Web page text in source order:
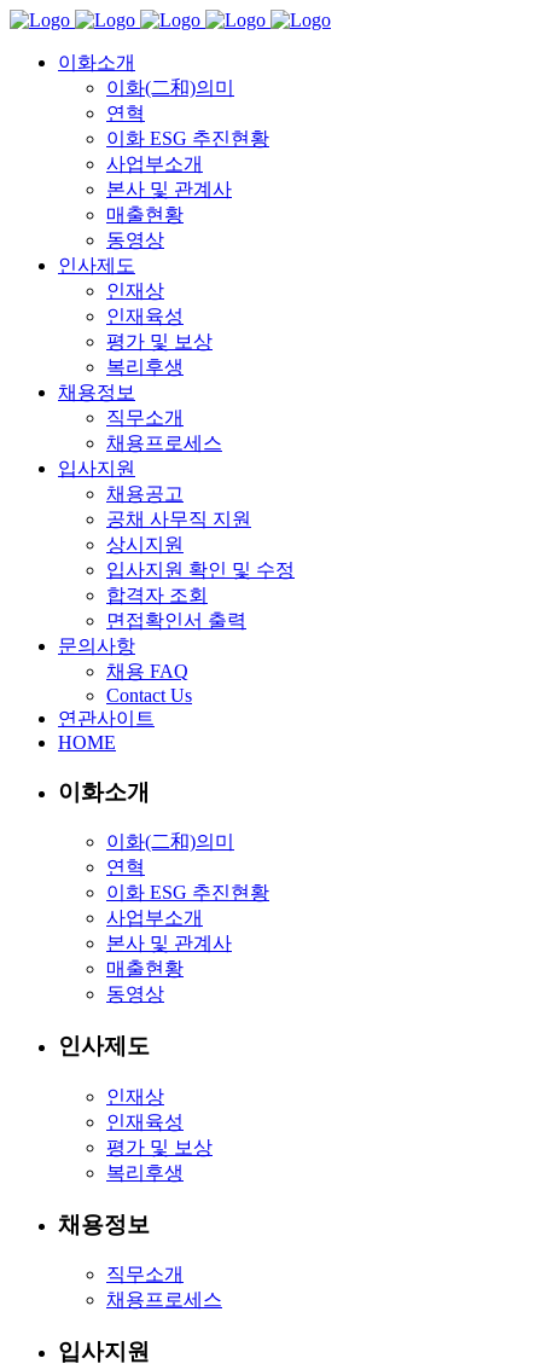
이화소개
이화(二和)의미
연혁
이화 ESG 추진현황
사업부소개
본사 및 관계사
매출현황
동영상
인사제도
인재상
인재육성
평가 및 보상
복리후생
채용정보
직무소개
채용프로세스
입사지원
채용공고
공채 사무직 지원
상시지원
입사지원 확인 및 수정
합격자 조회
면접확인서 출력
문의사항
채용 FAQ
Contact Us
연관사이트
HOME
이화소개
이화(二和)의미
연혁
이화 ESG 추진현황
사업부소개
본사 및 관계사
매출현황
동영상
인사제도
인재상
인재육성
평가 및 보상
복리후생
채용정보
직무소개
채용프로세스
입사지원